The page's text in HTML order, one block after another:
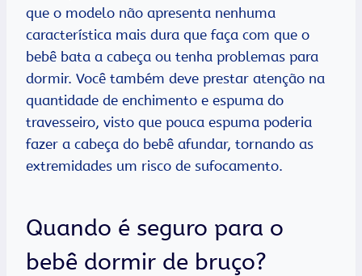
que o modelo não apresenta nenhuma
característica mais dura que faça com que o
bebê bata a cabeça ou tenha problemas para
dormir. Você também deve prestar atenção na
quantidade de enchimento e espuma do
travesseiro, visto que pouca espuma poderia
fazer a cabeça do bebê afundar, tornando as
extremidades um risco de sufocamento.
Quando é seguro para o
bebê dormir de bruço?